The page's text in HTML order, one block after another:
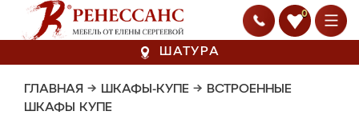
0
ШАТУРА
ГЛАВНАЯ → ШКАФЫ-КУПЕ → ВСТРОЕННЫЕ
ШКАФЫ КУПЕ